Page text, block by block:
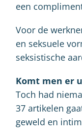
een
Voor de
en seksuele
seksistische
Komt men er
Toch had
37 artikelen
geweld en